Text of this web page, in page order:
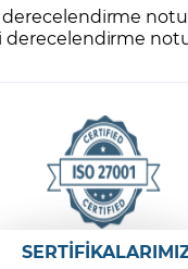
notu
derecelendirme notu